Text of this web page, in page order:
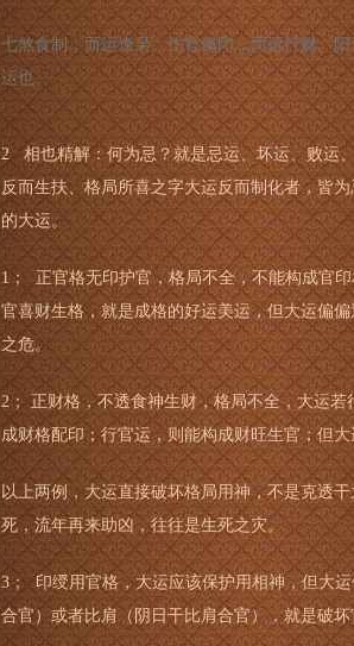
七煞食制，而运逢枭。伤官佩印，而运行财。
运也。
2 相也精解：何为忌？就是忌运、坏运、败运
反而生扶、格局所喜之字大运反而制化者，皆
的大运。
1； 正官格无印护官，格局不全，不能构成官
官喜财生格，就是成格的好运美运，但大运偏
之危。
2； 正财格，不透食神生财，格局不全，大运
成财格配印；行官运，则能构成财旺生官；但
以上两例，大运直接破坏格局用神，不是克透
死，流年再来助凶，往往是生死之灾。
3； 印绶用官格，大运应该保护用相神，但大
合官）或者比肩（阴日干比肩合官），就是破